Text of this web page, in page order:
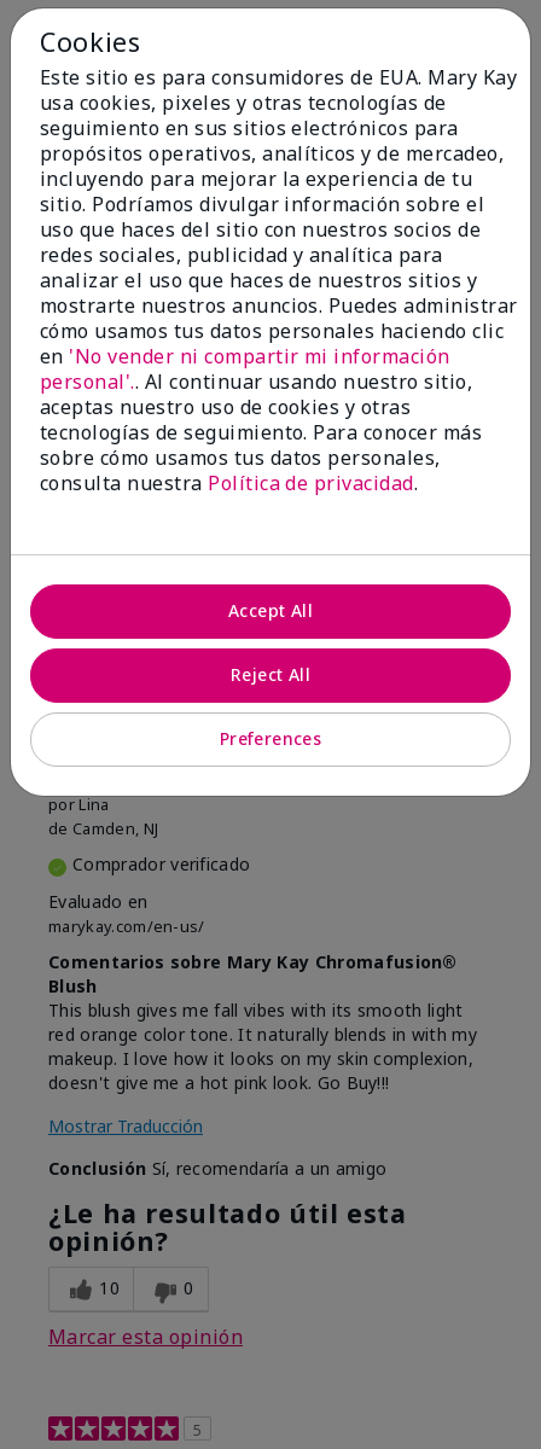
Not a favorite
EnviadoHace 9 meses
por Bette B.
deGreen Valley
Comprador verificado
Evaluado en
marykay.com/en-us/
Comentarios sobre Mary Kay Chromafusion®
Blush
The blush is hard to get used to - it goes on very
heavy and then needs to be softened. I think I will
stick with my old brand for now.
Mostrar Traducción
ConclusiónNo, no recomendaría a un amigo
¿Le ha resultado útil esta
16 5
Marcar esta opinión
porLina
de Camden, NJ
Comprador verificado
Evaluado en
marykay.com/en-us/
Comentarios sobre Mary Kay Chromafusion®
Blush
This blush gives me fall vibes with its smooth light
red orange color tone. It naturally blends in with my
makeup. I love how it looks on my skin complexion,
doesn't give me a hot pink look. Go Buy!!!
Mostrar Traducción
Conclusión Sí, recomendaría a un amigo
¿Le ha resultado útil esta
opinión?
10 0
Marcar esta opinión
5
Cookies
Este sitio es para consumidores de EUA. Mary Kay
usa cookies, pixeles y otras tecnologías de
seguimiento en sus sitios electrónicos para
propósitos operativos, analíticos y de mercadeo,
incluyendo para mejorar la experiencia de tu
sitio. Podríamos divulgar información sobre el
uso que haces del sitio con nuestros socios de
redes sociales, publicidad y analítica para
analizar el uso que haces de nuestros sitios y
mostrarte nuestros anuncios. Puedes administrar
cómo usamos tus datos personales haciendo clic
en 'No vender ni compartir mi información
personal'.. Al continuar usando nuestro sitio,
aceptas nuestro uso de cookies y otras
tecnologías de seguimiento. Para conocer más
sobre cómo usamos tus datos personales,
consulta nuestra Política de privacidad.
Preferences
Reject All
Accept All